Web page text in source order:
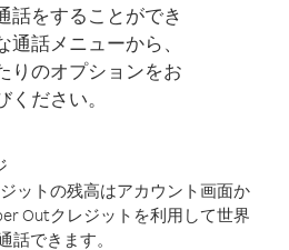
話をすることができ
通話メニューから、
りのオプションをお
ください。
ットの残高はアカウント画面か
Outクレジットを利用して世界
話できます。